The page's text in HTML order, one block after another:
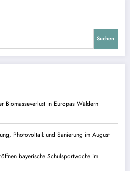
Suchen
Biomasseverlust in Europas Wäldern
Photovoltaik und Sanierung im August
bayerische Schulsportwoche im